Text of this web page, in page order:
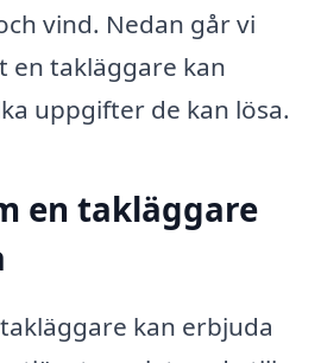
vind. Nedan går vi
en takläggare kan
uppgifter de kan lösa.
en takläggare
kan erbjuda